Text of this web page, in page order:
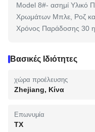
Model 8#- ασημί Υλικό
Χρωμάτων Μπλε, Ροζ
Χρόνος Παράδοσης 30
Βασικές Ιδιότητες
χώρα προέλευσης
Zhejiang, Κίνα
Επωνυμία
TX